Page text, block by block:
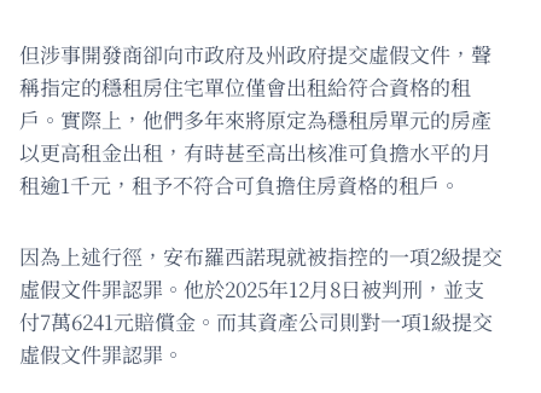
但涉事開發商卻向市政府及州政府提交虛假文件，聲
稱指定的穩租房住宅單位僅會出租給符合資格的租
戶。實際上，他們多年來將原定為穩租房單元的房產
以更高租金出租，有時甚至高出核准可負擔水平的月
租逾1千元，租予不符合可負擔住房資格的租戶。
因為上述行徑，安布羅西諾現就被指控的一項2級提交
虛假文件罪認罪。他於2025年12月8日被判刑，並支
付7萬6241元賠償金。而其資產公司則對一項1級提交
虛假文件罪認罪。